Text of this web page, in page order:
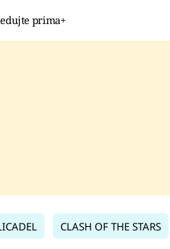
prima+
CLASH OF THE STARS